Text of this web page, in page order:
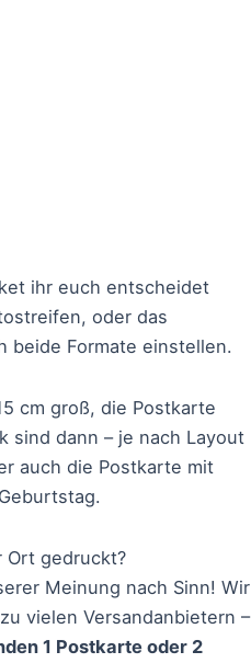
ihr euch entscheidet
oder das
beide Formate einstellen.
cm groß, die Postkarte
sind dann – je nach Layout
auch die Postkarte mit
Ort gedruckt?
Meinung nach Sinn! Wir
vielen Versandanbietern –
1 Postkarte oder 2